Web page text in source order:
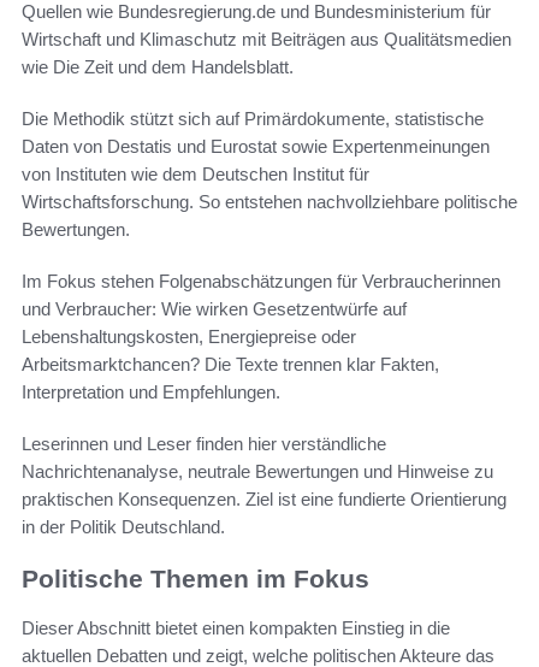
Quellen wie Bundesregierung.de und Bundesministerium für
Wirtschaft und Klimaschutz mit Beiträgen aus Qualitätsmedien
wie Die Zeit und dem Handelsblatt.
Die Methodik stützt sich auf Primärdokumente, statistische
Daten von Destatis und Eurostat sowie Expertenmeinungen
von Instituten wie dem Deutschen Institut für
Wirtschaftsforschung. So entstehen nachvollziehbare politische
Bewertungen.
Im Fokus stehen Folgenabschätzungen für Verbraucherinnen
und Verbraucher: Wie wirken Gesetzentwürfe auf
Lebenshaltungskosten, Energiepreise oder
Arbeitsmarktchancen? Die Texte trennen klar Fakten,
Interpretation und Empfehlungen.
Leserinnen und Leser finden hier verständliche
Nachrichtenanalyse, neutrale Bewertungen und Hinweise zu
praktischen Konsequenzen. Ziel ist eine fundierte Orientierung
in der Politik Deutschland.
Politische Themen im Fokus
Dieser Abschnitt bietet einen kompakten Einstieg in die
aktuellen Debatten und zeigt, welche politischen Akteure das